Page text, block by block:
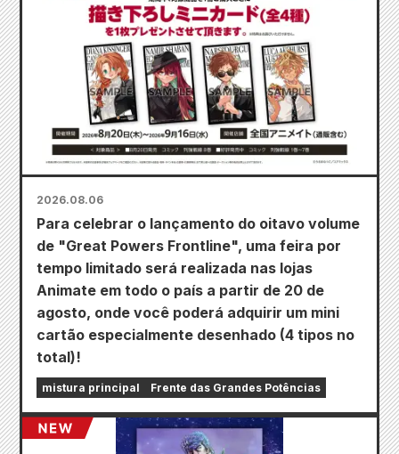
2026.08.06
Para celebrar o lançamento do oitavo volume
de "Great Powers Frontline", uma feira por
tempo limitado será realizada nas lojas
Animate em todo o país a partir de 20 de
agosto, onde você poderá adquirir um mini
cartão especialmente desenhado (4 tipos no
total)!
mistura principal Frente das Grandes Potências